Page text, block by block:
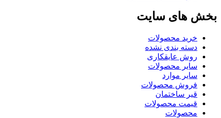
بخش های سایت
خرید محصولات
دسته بندی نشده
روش عایقکاری
سایر محصولات
سایر موارد
فروش محصولات
قیر ساختمان
قیمت محصولات
محصولات